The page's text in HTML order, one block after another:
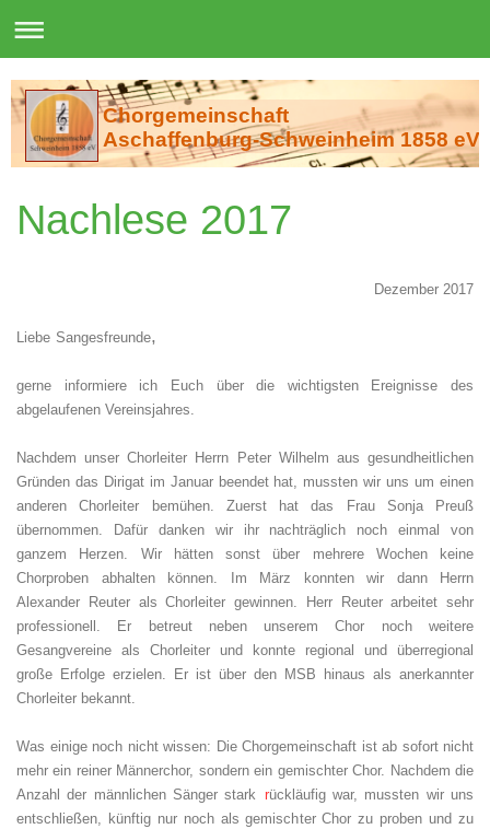
Chorgemeinschaft
Aschaffenburg-Schweinheim 1858 eV
Nachlese 2017
Dezember 2017
Liebe Sangesfreunde,
gerne informiere ich Euch über die wichtigsten Ereignisse des
abgelaufenen Vereinsjahres.
Nachdem unser Chorleiter Herrn Peter Wilhelm aus gesundheitlichen
Gründen das Dirigat im Januar beendet hat, mussten wir uns um einen
anderen Chorleiter bemühen. Zuerst hat das Frau Sonja Preuß
übernommen. Dafür danken wir ihr nachträglich noch einmal von
ganzem Herzen. Wir hätten sonst über mehrere Wochen keine
Chorproben abhalten können. Im März konnten wir dann Herrn
Alexander Reuter als Chorleiter gewinnen. Herr Reuter arbeitet sehr
professionell. Er betreut neben unserem Chor noch weitere
Gesangvereine als Chorleiter und konnte regional und überregional
große Erfolge erzielen. Er ist über den MSB hinaus als anerkannter
Chorleiter bekannt.
Was einige noch nicht wissen: Die Chorgemeinschaft ist ab sofort nicht
mehr ein reiner Männerchor, sondern ein gemischter Chor. Nachdem die
Anzahl der männlichen Sänger stark rückläufig war, mussten wir uns
entschließen, künftig nur noch als gemischter Chor zu proben und zu